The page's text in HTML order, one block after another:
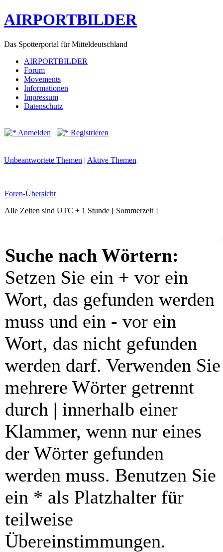
AIRPORTBILDER
Das Spotterportal für Mitteldeutschland
AIRPORTBILDER
Forum
Movements
Informationen
Impressum
Datenschutz
Anmelden Registrieren
Unbeantwortete Themen | Aktive Themen
Foren-Übersicht
Alle Zeiten sind UTC + 1 Stunde [ Sommerzeit ]
Suche nach Wörtern:
Setzen Sie ein + vor ein
Wort, das gefunden werden
muss und ein - vor ein
Wort, das nicht gefunden
werden darf. Verwenden Sie
mehrere Wörter getrennt
durch | innerhalb einer
Klammer, wenn nur eines
der Wörter gefunden
werden muss. Benutzen Sie
ein * als Platzhalter für
teilweise
Übereinstimmungen.